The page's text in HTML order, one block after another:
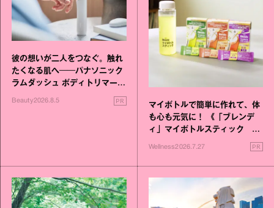
彼の想いが二人をつなぐ。触れ
たくなる肌へ──パナソニック
ラムダッシュ ボディトリマーが
Beauty2026.8.5 PR
マイボトルで簡単に作れて、体
も心も元気に！ 《「ブレンデ
ィ」マイボトルスティック い
いこと毎日》シリーズが誕生
Wellness2026.7.27 PR